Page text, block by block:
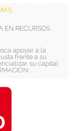
EN RECURSOS
apoyar a la
frente a su
su capital